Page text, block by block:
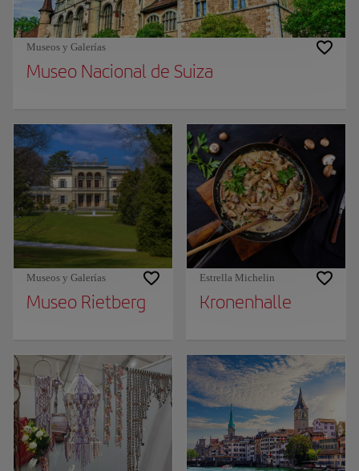
Museos y Galerías
Museo Nacional de Suiza
Museos y Galerías
Museo Rietberg
Estrella Michelin
Kronenhalle